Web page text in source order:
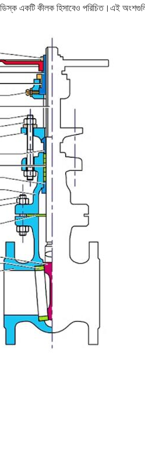
একটি কীলক হিসাবেও পরিচিত।এই